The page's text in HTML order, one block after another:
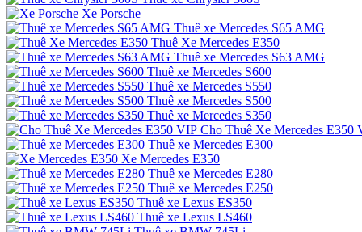
Xe Porsche
Thuê xe Mercedes S65 AMG
Thuê Xe Mercedes E350
Thuê xe Mercedes S63 AMG
Thuê xe Mercedes S600
Thuê xe Mercedes S550
Thuê xe Mercedes S500
Thuê xe Mercedes S350
Cho Thuê Xe Mercedes E350
Thuê xe Mercedes E300
Xe Mercedes E350
Thuê xe Mercedes E280
Thuê xe Mercedes E250
Thuê xe Lexus ES350
Thuê xe Lexus LS460